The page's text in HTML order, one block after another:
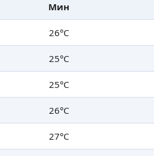
Мин
26°C
25°C
25°C
26°C
27°C